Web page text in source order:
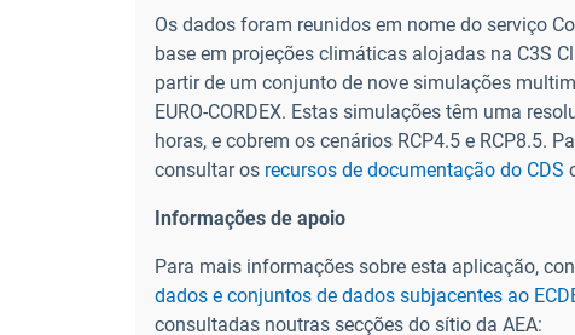
Os dados foram reunidos em nome do serviço
base em projeções climáticas alojadas na C3S
partir de um conjunto de nove simulações
EURO-CORDEX. Estas simulações têm uma
horas, e cobrem os cenários RCP4.5 e RCP8.5.
consultar os recursos de documentação do CDS
Informações de apoio
Para mais informações sobre esta aplicação,
dados e conjuntos de dados subjacentes ao
consultadas noutras secções do sítio da AEA: